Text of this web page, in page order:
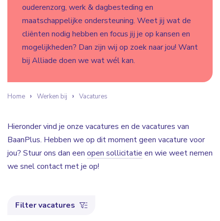
ouderenzorg, werk & dagbesteding en
maatschappelijke ondersteuning. Weet jij wat de
cliënten nodig hebben en focus jij je op kansen en
mogelijkheden? Dan zijn wij op zoek naar jou! Want
bij Alliade doen we wat wél kan.
Home Werken bij Vacatures
Hieronder vind je onze vacatures en de vacatures van
BaanPlus. Hebben we op dit moment geen vacature voor
jou? Stuur ons dan een open sollicitatie en wie weet nemen
we snel contact met je op!
Filter vacatures